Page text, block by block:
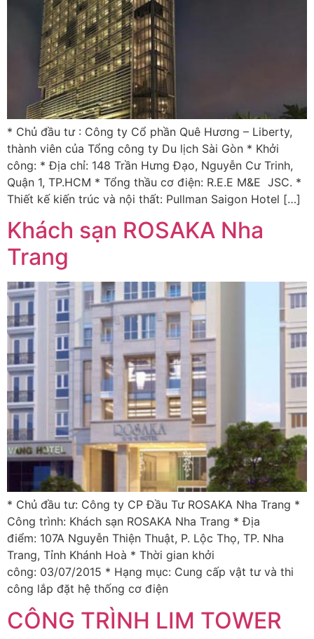
* Chủ đầu tư : Công ty Cổ phần Quê Hương – Liberty,
thành viên của Tổng công ty Du lịch Sài Gòn * Khởi
công: * Địa chỉ: 148 Trần Hưng Đạo, Nguyễn Cư Trinh,
Quận 1, TP.HCM * Tổng thầu cơ điện: R.E.E M&E JSC. *
Thiết kế kiến trúc và nội thất: Pullman Saigon Hotel […]
Khách sạn ROSAKA Nha
Trang
* Chủ đầu tư: Công ty CP Đầu Tư ROSAKA Nha Trang *
Công trình: Khách sạn ROSAKA Nha Trang * Địa
điểm: 107A Nguyễn Thiện Thuật, P. Lộc Thọ, TP. Nha
Trang, Tỉnh Khánh Hoà * Thời gian khởi
công: 03/07/2015 * Hạng mục: Cung cấp vật tư và thi
công lắp đặt hệ thống cơ điện
CÔNG TRÌNH LIM TOWER